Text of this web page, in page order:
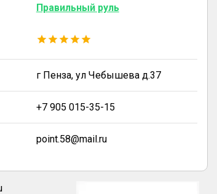
Правильный руль
г Пенза, ул Чебышева д.37
+7 905 015-35-15
point.58@mail.ru